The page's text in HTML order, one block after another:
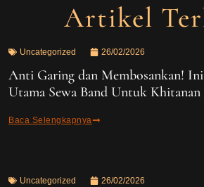
Artikel
Uncategorized 26/02/2026
Anti Garing dan Membosankan!
Utama Sewa Band Untuk
Baca Selengkapnya
Uncategorized 26/02/2026